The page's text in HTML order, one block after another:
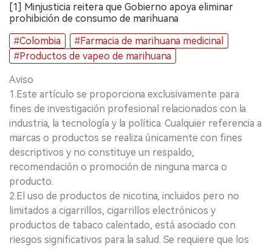
[1] Minjusticia reitera que Gobierno apoya eliminar
prohibición de consumo de marihuana
#Colombia
#Farmacia de marihuana medicinal
#Productos de vapeo de marihuana
Aviso
1.Este artículo se proporciona exclusivamente para
fines de investigación profesional relacionados con la
industria, la tecnología y la política. Cualquier referencia a
marcas o productos se realiza únicamente con fines
descriptivos y no constituye un respaldo,
recomendación o promoción de ninguna marca o
producto.
2.El uso de productos de nicotina, incluidos pero no
limitados a cigarrillos, cigarrillos electrónicos y
productos de tabaco calentado, está asociado con
riesgos significativos para la salud. Se requiere que los